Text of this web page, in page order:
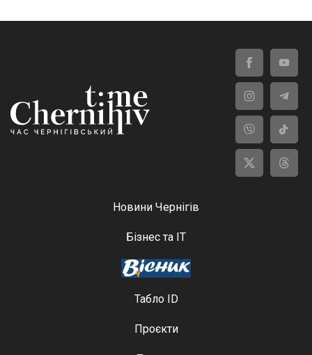
Новини Чернігів
Бізнес та ІТ
Табло ID
Проєкти